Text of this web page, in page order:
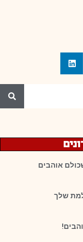
אוהבים